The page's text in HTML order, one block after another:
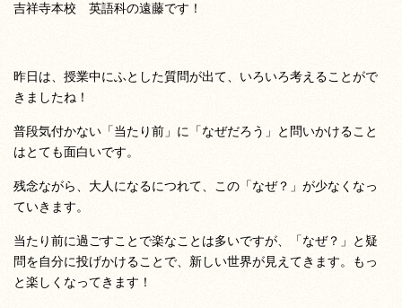
吉祥寺本校 英語科の遠藤です！
昨日は、授業中にふとした質問が出て、いろいろ考えることがで
きましたね！
普段気付かない「当たり前」に「なぜだろう」と問いかけること
はとても面白いです。
残念ながら、大人になるにつれて、この「なぜ？」が少なくなっ
ていきます。
当たり前に過ごすことで楽なことは多いですが、「なぜ？」と疑
問を自分に投げかけることで、新しい世界が見えてきます。もっ
と楽しくなってきます！